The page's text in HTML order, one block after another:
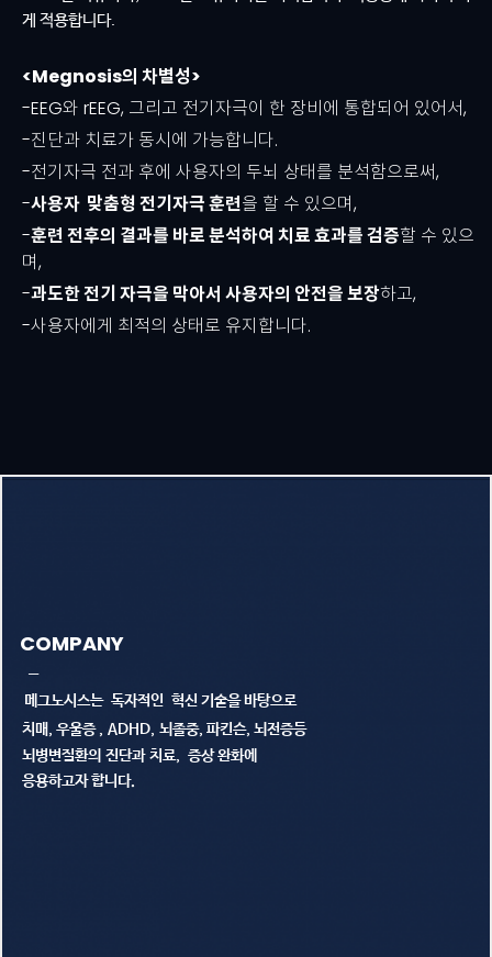
게 적용합니다.
<Megnosis의 차별성>
-EEG와 rEEG, 그리고 전기자극이 한 장비에 통합되어 있어서,
-진단과 치료가 동시에 가능합니다.
-전기자극 전과 후에 사용자의 두뇌 상태를 분석함으로써,
-사용자 맞춤형 전기자극 훈련을 할 수 있으며,
-훈련 전후의 결과를 바로 분석하여 치료 효과를 검증할 수 있으
며,
-과도한 전기 자극을 막아서 사용자의 안전을 보장하고,
-사용자에게 최적의 상태로 유지합니다.
COMPANY
─
메그노시스는 독자적인 혁신 기술을 바탕으로
치매, 우울증 , ADHD, 뇌졸중, 파킨슨, 뇌전증등
뇌병변질환의 진단과 치료, 증상 완화에
응용하고자 합니다.